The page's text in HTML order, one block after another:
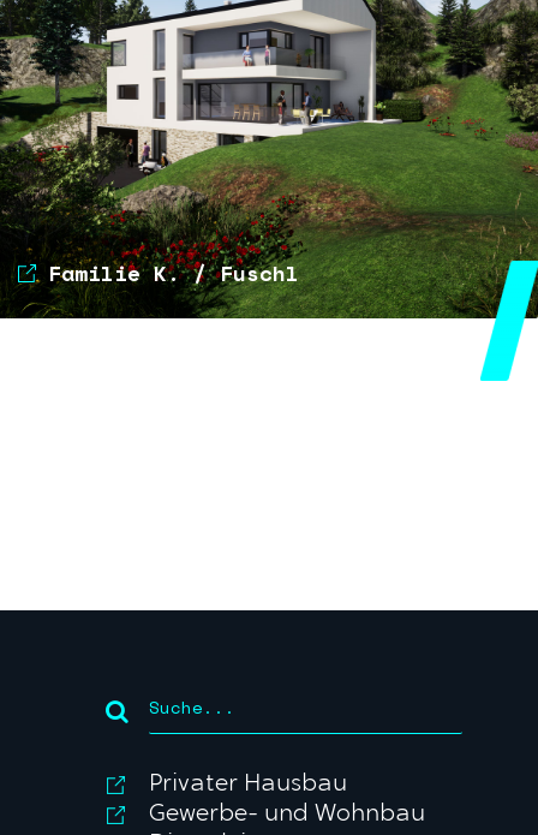
Familie K. / Fuschl
Privater Hausbau
Gewerbe- und Wohnbau